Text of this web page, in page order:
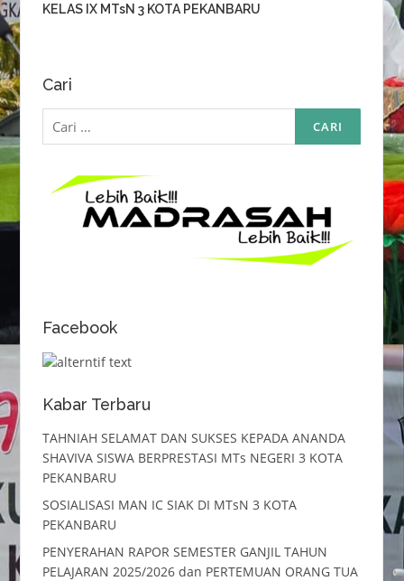
KELAS IX MTsN 3 KOTA PEKANBARU
Cari
Cari
untuk:
Facebook
Kabar Terbaru
TAHNIAH SELAMAT DAN SUKSES KEPADA ANANDA
SHAVIVA SISWA BERPRESTASI MTs NEGERI 3 KOTA
PEKANBARU
SOSIALISASI MAN IC SIAK DI MTsN 3 KOTA
PEKANBARU
PENYERAHAN RAPOR SEMESTER GANJIL TAHUN
PELAJARAN 2025/2026 dan PERTEMUAN ORANG TUA